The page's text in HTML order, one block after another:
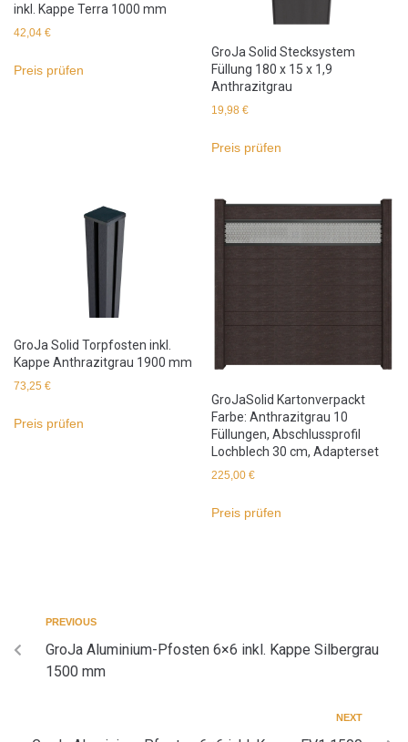
inkl. Kappe Terra 1000 mm
42,04 €
Preis prüfen
GroJa Solid Stecksystem
Füllung 180 x 15 x 1,9
Anthrazitgrau
19,98€
Preis prüfen
GroJa Solid Torpfosten inkl.
Kappe Anthrazitgrau 1900 mm
73,25 €
Preis prüfen
GroJaSolid Kartonverpackt
Farbe: Anthrazitgrau 10
Füllungen, Abschlussprofil
Lochblech 30 cm, Adapterset
225,00€
Preis prüfen
PREVIOUS
GroJa Aluminium-Pfosten 6×6 inkl. Kappe Silbergrau
1500 mm
NEXT